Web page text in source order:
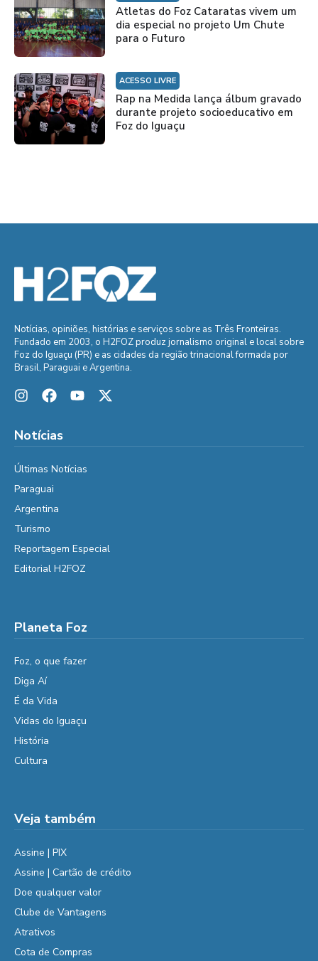
Atletas do Foz Cataratas vivem um
dia especial no projeto Um Chute
para o Futuro
ACESSO LIVRE
Rap na Medida lança álbum gravado
durante projeto socioeducativo em
Foz do Iguaçu
Notícias, opiniões, histórias e serviços sobre as Três Fronteiras.
Fundado em 2003, o H2FOZ produz jornalismo original e local sobre
Foz do Iguaçu (PR) e as cidades da região trinacional formada por
Brasil, Paraguai e Argentina.
Notícias
Últimas Notícias
Paraguai
Argentina
Turismo
Reportagem Especial
Editorial H2FOZ
Planeta Foz
Foz, o que fazer
Diga Aí
É da Vida
Vidas do Iguaçu
História
Cultura
Veja também
Assine | PIX
Assine | Cartão de crédito
Doe qualquer valor
Clube de Vantagens
Atrativos
Cota de Compras